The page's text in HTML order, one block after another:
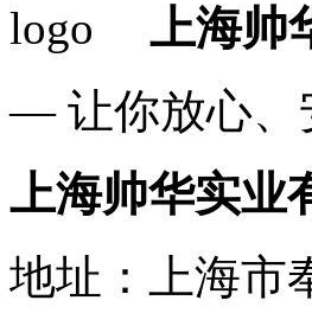
上海帅
— 让你放心
上海帅华实业
地址：上海市